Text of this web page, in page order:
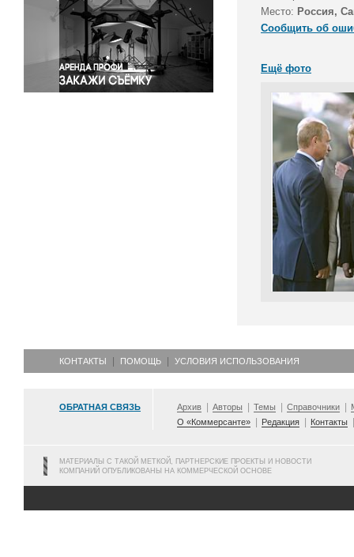
Спорт
Экология
Экономика и бизнес
Место: Россия,
Сообщить об
Ещё фото
КОНТАКТЫ ПОМОЩЬ УСЛОВИЯ ИСПОЛЬЗОВАНИЯ
ОБРАТНАЯ СВЯЗЬ Архив Авторы Темы Справочники
О «Коммерсанте»
Редакция Контакты
МАТЕРИАЛЫ С ТАКОЙ МЕТКОЙ, ПАРТНЕРСКИЕ ПРОЕКТЫ И НОВОСТИ
КОМПАНИЙ ОПУБЛИКОВАНЫ НА КОММЕРЧЕСКОЙ ОСНОВЕ